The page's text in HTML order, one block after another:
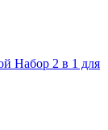
Набор 2 в 1 для